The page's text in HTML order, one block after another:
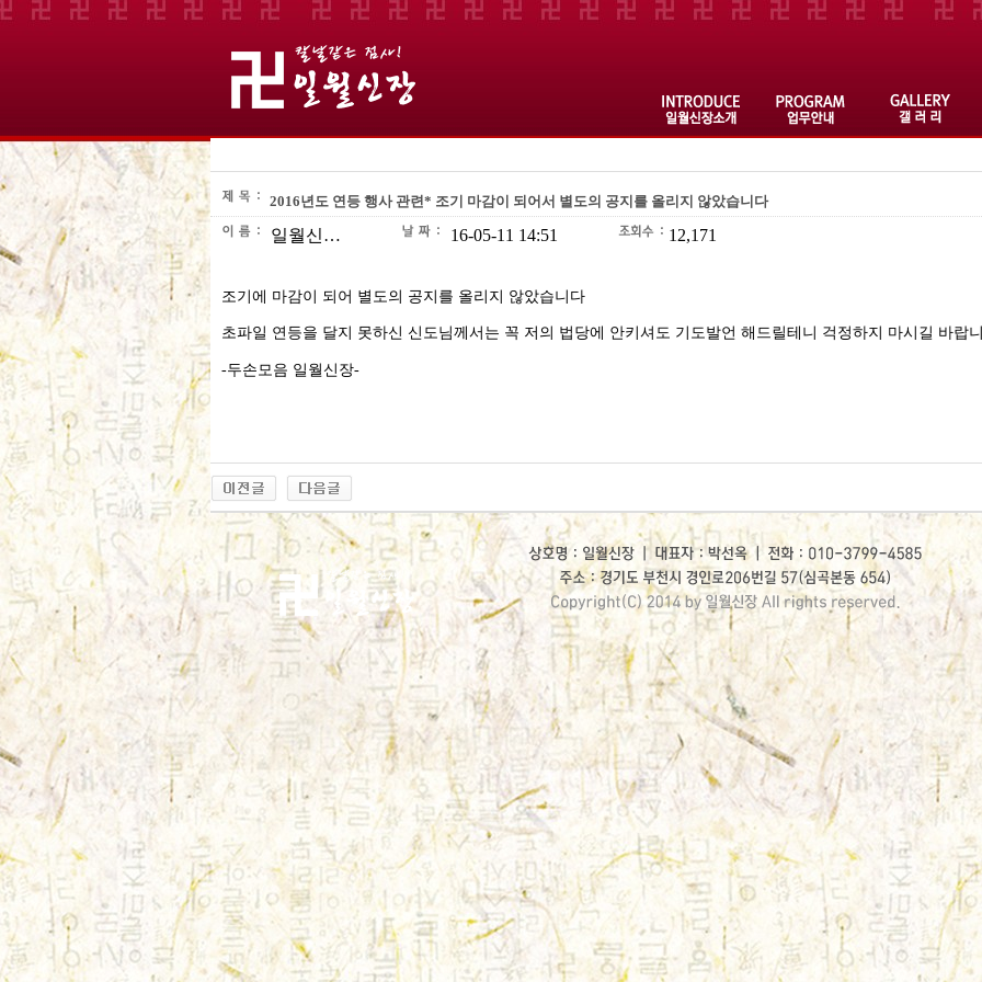
2016년도 연등 행사 관련* 조기 마감이 되어서 별도의 공지를 올리지 않았습니다
일월신… 16-05-11 14:51 12,171
조기에 마감이 되어 별도의 공지를 올리지 않았습니다
초파일 연등을 달지 못하신 신도님께서는 꼭 저의 법당에 안키셔도 기도발언 해드릴테니 걱정하지 마시길 바랍
-두손모음 일월신장-